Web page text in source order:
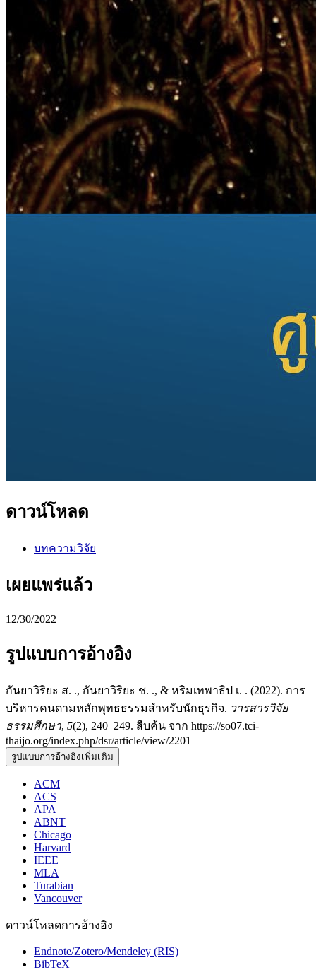
ดาวน์โหลด
บทความวิจัย
เผยแพร่แล้ว
12/30/2022
รูปแบบการอ้างอิง
กันยาวิริยะ ส. ., กันยาวิริยะ ช. ., & หริมเทพาธิป เ. . (2022). การ
บริหารคนตามหลักพุทธธรรมสำหรับนักธุรกิจ. วารสารวิจัย
ธรรมศึกษา, 5(2), 240–249. สืบค้น จาก https://so07.tci-
thaijo.org/index.php/dsr/article/view/2201
รูปแบบการอ้างอิงเพิ่มเติม
ACM
ACS
APA
ABNT
Chicago
Harvard
IEEE
MLA
Turabian
Vancouver
ดาวน์โหลดการอ้างอิง
Endnote/Zotero/Mendeley (RIS)
BibTeX